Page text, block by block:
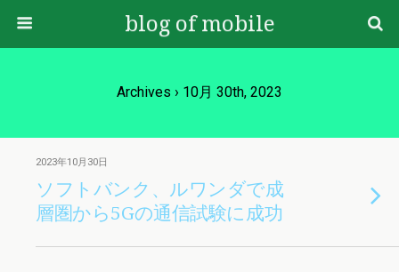
blog of mobile
Archives › 10月 30th, 2023
2023年10月30日
ソフトバンク、ルワンダで成
層圏から5Gの通信試験に成功